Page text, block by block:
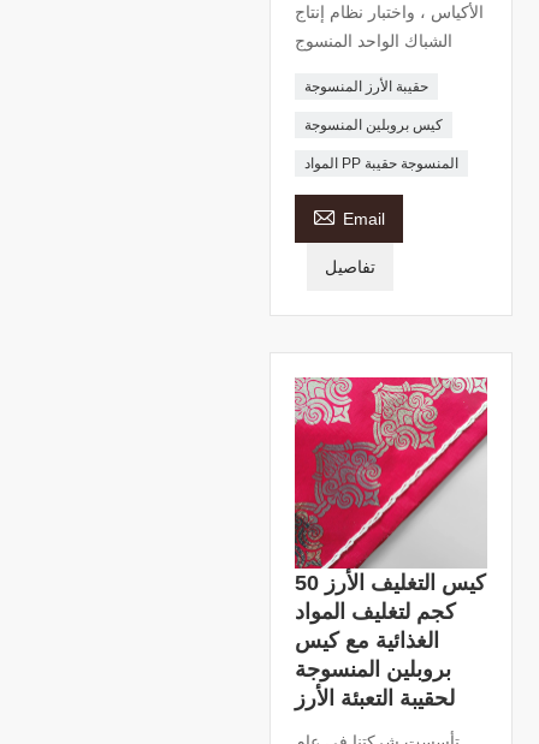
الأكياس ، واختبار نظام إنتاج
الشباك الواحد المنسوج
حقيبة الأرز المنسوجة
كيس بروبلين المنسوجة
المواد PP المنسوجة حقيبة
 Email
تفاصيل
كيس التغليف الأرز 50
كجم لتغليف المواد
الغذائية مع كيس
بروبلين المنسوجة
لحقيبة التعبئة الأرز